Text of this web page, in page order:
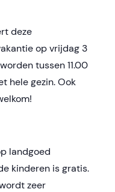
deze
op vrijdag 3
tussen 11.00
hele gezin.Ook
landgoed
kinderen is gratis.
zeer